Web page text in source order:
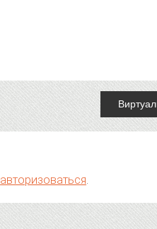
авторизоваться.